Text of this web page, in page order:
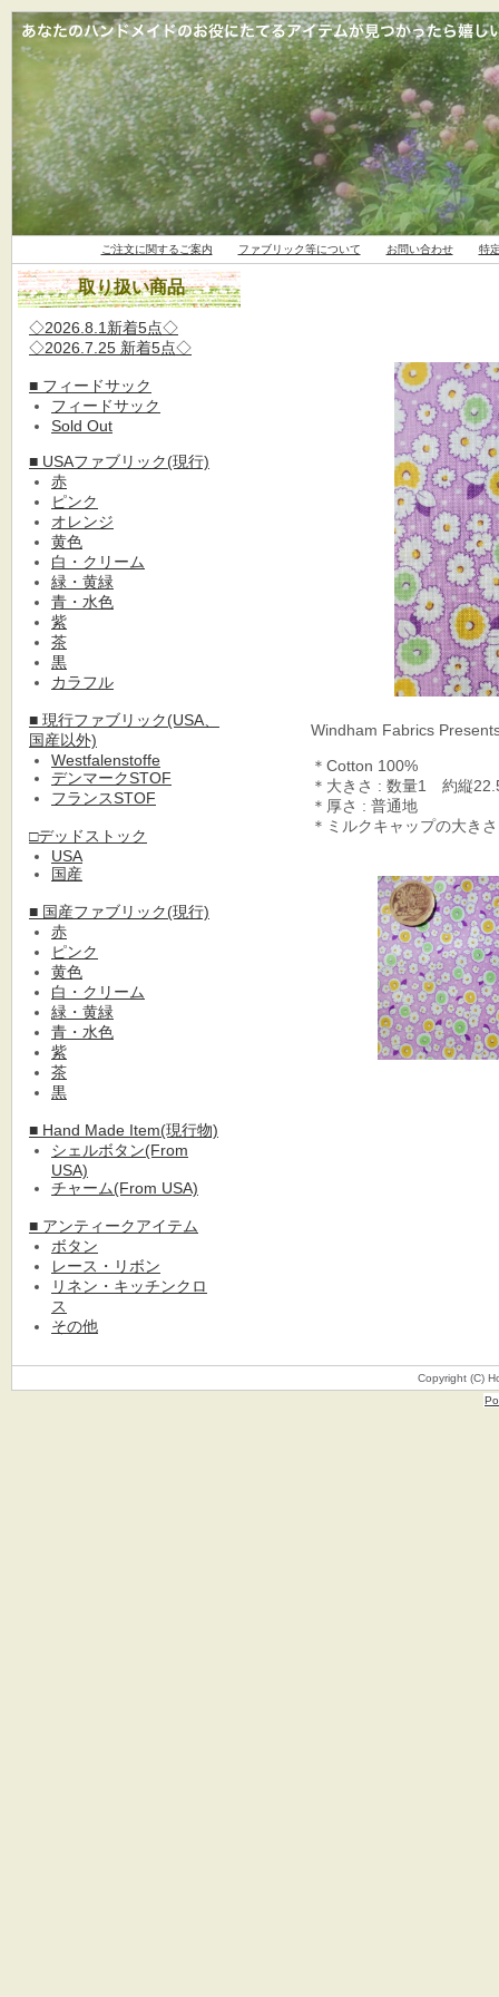
ご注文に関するご案内 ファブリック等について お問い合わせ 特
取り扱い商品
◇2026.8.1新着5点◇
◇2026.7.25 新着5点◇
■ フィードサック
フィードサック
Sold Out
■ USAファブリック(現行)
赤
ピンク
オレンジ
黄色
白・クリーム
緑・黄緑
青・水色
紫
茶
黒
カラフル
■ 現行ファブリック(USA、
国産以外)
Westfalenstoffe
デンマークSTOF
フランスSTOF
□デッドストック
USA
国産
■ 国産ファブリック(現行)
赤
ピンク
黄色
白・クリーム
緑・黄緑
青・水色
紫
茶
黒
■ Hand Made Item(現行物)
シェルボタン(From
USA)
チャーム(From USA)
■ アンティークアイテム
ボタン
レース・リボン
リネン・キッチンクロ
ス
その他
Windham Fabrics
＊Cotton 100%
＊大きさ : 数量1 約縦
＊厚さ : 普通地
＊ミルクキャップの大き
Copyright (C)